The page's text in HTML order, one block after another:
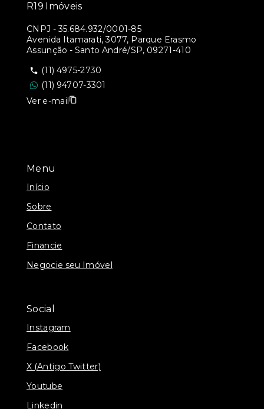
Menu
Início
Sobre
Contato
Financie
Negocie seu Imóvel
Social
Instagram
Facebook
X (Antigo Twitter)
Youtube
Linkedin
R19 Imóveis
CNPJ -35.684.932/0001-85
Avenida Itamarati, 3077, Parque Erasmo
Assunção - Santo André/SP, 09271-410
(11) 4975-2730
(11) 94707-3301
Ver e-mail